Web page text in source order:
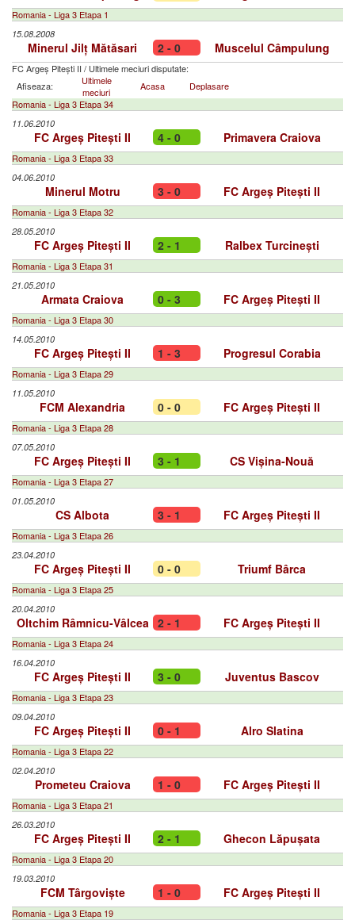
Romania - Liga 3 Etapa 1
15.08.2008
Minerul Jilț Mătăsari 2 - 0 Muscelul Câmpulung
FC Argeș Pitești II / Ultimele meciuri disputate:
Afiseaza:
Ultimele
meciuri
Acasa
Deplasare
Romania - Liga 3 Etapa 34
11.06.2010
FC Argeș Pitești II 4 - 0 Primavera Craiova
Romania - Liga 3 Etapa 33
04.06.2010
Minerul Motru 3 - 0 FC Argeș Pitești II
Romania - Liga 3 Etapa 32
28.05.2010
FC Argeș Pitești II 2 - 1 Ralbex Turcinești
Romania - Liga 3 Etapa 31
21.05.2010
Armata Craiova 0 - 3 FC Argeș Pitești II
Romania - Liga 3 Etapa 30
14.05.2010
FC Argeș Pitești II 1 - 3 Progresul Corabia
Romania - Liga 3 Etapa 29
11.05.2010
FCM Alexandria 0 - 0 FC Argeș Pitești II
Romania - Liga 3 Etapa 28
07.05.2010
FC Argeș Pitești II 3 - 1 CS Vișina-Nouă
Romania - Liga 3 Etapa 27
01.05.2010
CS Albota 3 - 1 FC Argeș Pitești II
Romania - Liga 3 Etapa 26
23.04.2010
FC Argeș Pitești II 0 - 0 Triumf Bârca
Romania - Liga 3 Etapa 25
20.04.2010
Oltchim Râmnicu-Vâlcea 2 - 1 FC Argeș Pitești II
Romania - Liga 3 Etapa 24
16.04.2010
FC Argeș Pitești II 3 - 0 Juventus Bascov
Romania - Liga 3 Etapa 23
09.04.2010
FC Argeș Pitești II 0 - 1 Alro Slatina
Romania - Liga 3 Etapa 22
02.04.2010
Prometeu Craiova 1 - 0 FC Argeș Pitești II
Romania - Liga 3 Etapa 21
26.03.2010
FC Argeș Pitești II 2 - 1 Ghecon Lăpușata
Romania - Liga 3 Etapa 20
19.03.2010
FCM Târgoviște 1 - 0 FC Argeș Pitești II
Romania - Liga 3 Etapa 19